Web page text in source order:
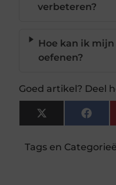
verbeteren?
Hoe kan ik
oefenen?
Goed artikel? Deel
X
(Twitter)
Tags en